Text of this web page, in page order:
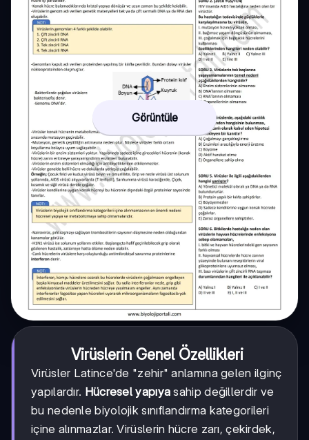
Görüntüle
Virüslerin Genel Özellikleri
Virüsler Latince'de "zehir" anlamına gelen ilginç
yapılardır. Hücresel yapıya sahip değillerdir ve
bu nedenle biyolojik sınıflandırma kategorileri
içine alınmazlar. Virüslerin hücre zarı, çekirdek,